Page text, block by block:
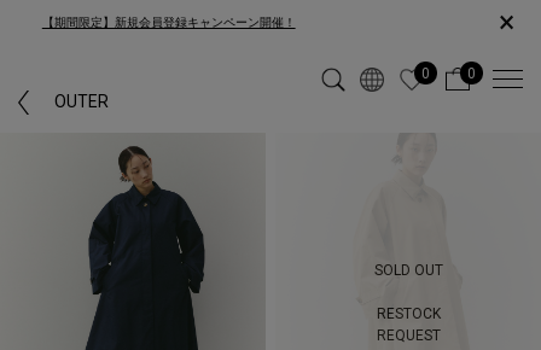
【期間限定】新規会員登録キャンペーン開催！ ×
OUTER
0 0
SOLD OUT
RESTOCK
REQUEST